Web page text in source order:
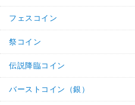
フェスコイン
祭コイン
伝説降臨コイン
バーストコイン（銀）